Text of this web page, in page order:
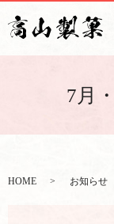
7月
HOME お知らせ